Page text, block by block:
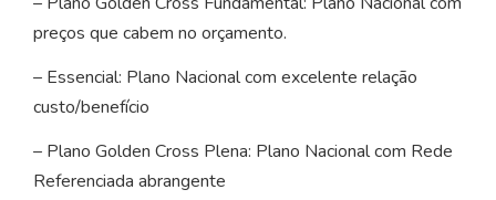
preços que cabem no orçamento.
– Essencial: Plano Nacional com excelente relação
custo/benefício
– Plano Golden Cross Plena: Plano Nacional com Rede
Referenciada abrangente